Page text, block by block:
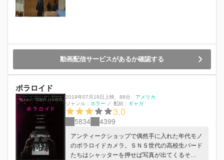
動画配信サービスがあるか確認する
ポラロイド
2019年07月19日上映、 88分、 アメリカ
ジャンル： ホラー ／ 配給： ギャガ
3.0
5834 4399
アンティークショップで偶然手に入れた年代モノ
のポラロイドカメラ。ＳＮＳ世代の高校生バード
たちはシャッターを押せば写真が出てくるそ